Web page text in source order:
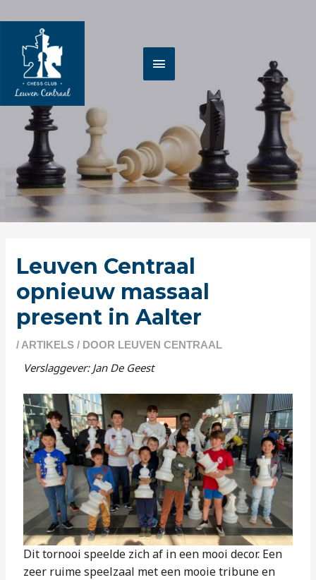
naar
inhoud
Leuven Centraal
opnieuw massaal
present in Aalter
/ ARTIKELS / DOOR LEUVEN CENTRAAL
Verslaggever: Jan De Geest
Dit tornooi speelde zich af in een mooi decor. Een
zeer ruime speelzaal met een mooie tribune en